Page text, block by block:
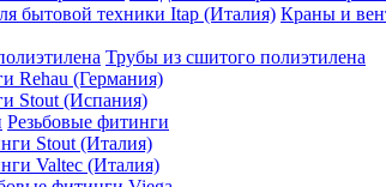
Краны и
Трубы из сшитого полиэтилена
Rehau (Германия)
Stout (Испания)
Резьбовые фитинги
Stout (Италия)
Valtec (Италия)